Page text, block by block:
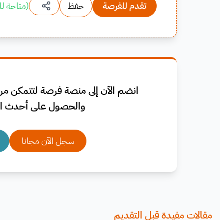
تقدم للفرصة حفظ (متاحة
انضم الآن إلى منصة فرصة لتتمكن
والحصول على أحدث
سجل الآن مجانا
مقالات مفيدة قبل التقديم